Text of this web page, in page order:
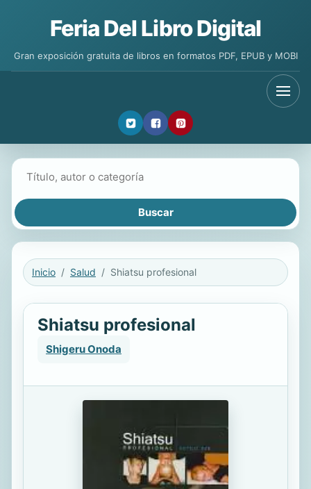
Feria Del Libro Digital
Gran exposición gratuita de libros en formatos PDF, EPUB y MOBI
Inicio Salud Shiatsu profesional
Shiatsu profesional
Shigeru Onoda